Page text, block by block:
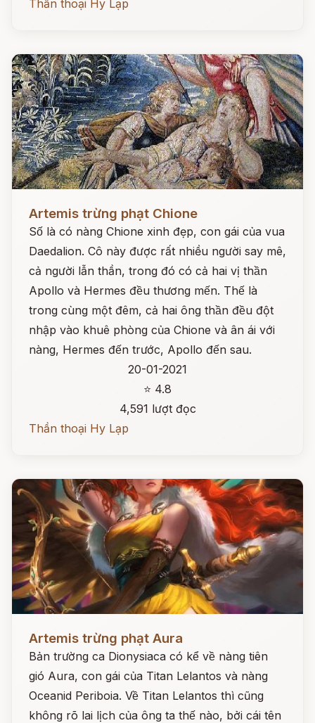
Thần thoại Hy Lạp
Artemis trừng phạt Chione
Số là có nàng Chione xinh đẹp, con gái của vua
Daedalion. Cô này được rất nhiều người say mê,
cả người lẫn thần, trong đó có cả hai vị thần
Apollo và Hermes đều thương mến. Thế là
trong cùng một đêm, cả hai ông thần đều đột
nhập vào khuê phòng của Chione và ân ái với
nàng, Hermes đến trước, Apollo đến sau.
20-01-2021
⭐ 4.8
4,591 lượt đọc
Thần thoại Hy Lạp
Artemis trừng phạt Aura
Bản trường ca Dionysiaca có kể về nàng tiên
gió Aura, con gái của Titan Lelantos và nàng
Oceanid Periboia. Về Titan Lelantos thì cũng
không rõ lai lịch của ông ta thế nào, bởi cái tên